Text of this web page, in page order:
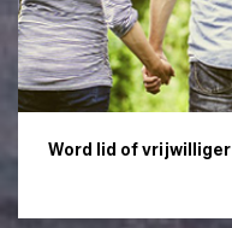
Word lid of vrijwilliger